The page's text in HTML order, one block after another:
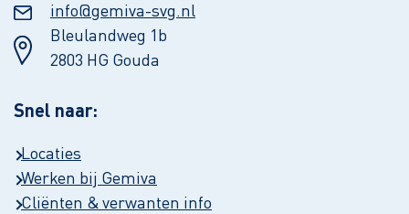
info@gemiva-svg.nl
Bleulandweg 1b
2803 HG Gouda
Snel naar:
Locaties
Werken bij Gemiva
Cliënten & verwanten info